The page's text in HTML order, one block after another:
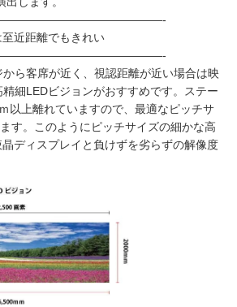
近距離でもきれい
ら客席が近く、視認距離が近い場合は映
細LEDビジョンがおすすめです。ステー
以上離れていますので、最適なピッチサ
す。このようにピッチサイズの細かな高
ディスプレイと負けずを劣らずの解像度